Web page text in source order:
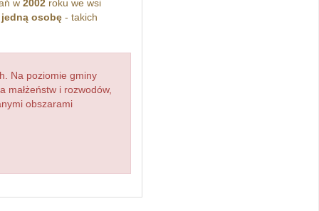
w 2002roku we wsi
jedną osobę- takich
Na poziomie gminy
małżeństw i rozwodów,
obszarami